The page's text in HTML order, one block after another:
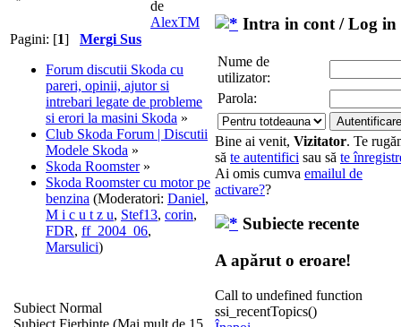
de
AlexTM
Pagini: [1] Mergi Sus
Forum discutii Skoda cu
pareri, opinii, ajutor si
intrebari legate de probleme
si erori la masini Skoda »
Club Skoda Forum | Discutii
Modele Skoda »
Skoda Roomster»
Skoda Roomster cu motor pe
benzina (Moderatori: Daniel,
M i c u t z u, Stef13, corin,
FDR, ff_2004_06,
Marsulici)
Subiect Normal
Subiect Fierbinte (Mai mult de 15
Intra in cont / Log in
Nume de
utilizator:
Parola:
Bine ai venit, Vizitator. Te
să te autentifici sau să te
Ai omis cumva emailul de
activare??
Subiecte recente
A apărut o eroare!
Call to undefined function
ssi_recentTopics()